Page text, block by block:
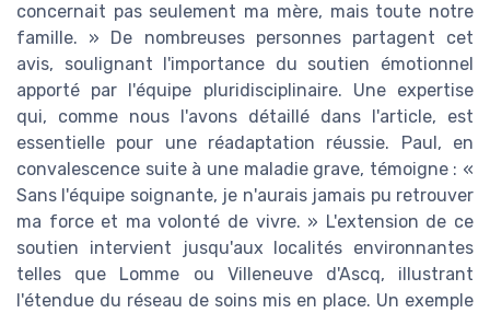
concernait pas seulement ma mère, mais toute notre
famille. » De nombreuses personnes partagent cet
avis, soulignant l'importance du soutien émotionnel
apporté par l'équipe pluridisciplinaire. Une expertise
qui, comme nous l'avons détaillé dans l'article, est
essentielle pour une réadaptation réussie. Paul, en
convalescence suite à une maladie grave, témoigne : «
Sans l'équipe soignante, je n'aurais jamais pu retrouver
ma force et ma volonté de vivre. » L'extension de ce
soutien intervient jusqu'aux localités environnantes
telles que Lomme ou Villeneuve d'Ascq, illustrant
l'étendue du réseau de soins mis en place. Un exemple